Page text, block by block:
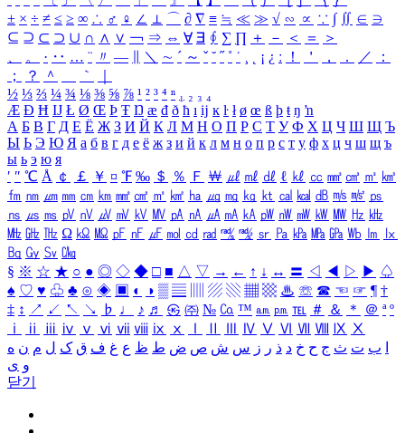
± × ÷ ≠ ≤ ≥ ∞ ∴ ♂ ♀ ∠ ⊥ ⌒ ∂ ∇ ≡ ≒ ≪ ≫ √ ∽ ∝ ∵ ∫ ∬ ∈ ∋
⊆ ⊇ ⊂ ⊃ ∪ ∩ ∧ ∨ ￢ ⇒ ⇔ ∀ ∃ ∮ ∑ ∏ ＋ － ＜ ＝
＞
、
。 · ‥ … ¨ 〃 ― ＼ ∼ ´ ～ ˇ ˘ ˝ ˚ ˙ ¸ ¡ ¿ ː ！ ＇ ， ． ／
：
；
？ ＾ ｀
½ ⅓ ⅔ ¼ ¾ ⅛ ⅜ ⅝ ⅞ ¹ ² ³ ⁴ ⁿ ₁ ₂ ₃ ₄
Æ Ð Ħ Ĳ Ł Ø Œ Þ Ŧ Ŋ æ đ ð ħ ı ĳ ĸ ŀ ł ø œ ß þ ŧ ŋ ŉ
А Б В Г Д Е Ё Ж З И Й К Л М Н О П Р С Т У Ф Х Ц Ч Ш Щ Ъ
Ы Ь Э Ю Я а б в г д е ё ж з и й к л м н о п р с т у ф х ц ч ш щ ъ
ы ь э ю я
′ ″ ℃ Å ￠ ￡ ￥ ¤ ℉ ‰ ＄ ％ Ｆ ￦ ㎕ ㎖ ㎗ ℓ ㎘ ㏄ ㎣ ㎤ ㎥ ㎦
㎙ ㎚ ㎛ ㎜ ㎝ ㎞ ㎟ ㎠ ㎡ ㎢ ㏊ ㎍ ㎎ ㎏ ㏏ ㎈ ㎉ ㏈ ㎧ ㎨ ㎰
㎱ ㎲ ㎳ ㎴ ㎵ ㎶ ㎷ ㎸ ㎹ ㎀ ㎁ ㎂ ㎃ ㎄ ㎺ ㎻ ㎽ ㎾ ㎿ ㎐ ㎑
㎒ ㎓ ㎔ Ω ㏀ ㏁ ㎊ ㎋ ㎌ ㏖ ㏅ ㎭ ㎮ ㎯ ㏛ ㎩ ㎪ ㎫ ㎬ ㏝ ㏐
㏓
㏃ ㏉ ㏜ ㏆
§ ※ ☆ ★ ○ ● ◎ ◇ ◆ □ ■ △ ▽ → ← ↑ ↓ ↔ 〓 ◁ ◀ ▷ ▶ ♤
♠ ♡ ♥ ♧ ♣ ⊙ ◈ ▣ ◐ ◑ ▒ ▤ ▨ ▧ ▦ ▩ ♨ ☏ ☎ ☜ ☞ ¶ †
‡ ↕ ↗ ↙ ↖ ↘ ♭ ♩ ♪ ♬ ㉿ ㈜ № ㏇ ™ ㏂ ㏘ ℡ ＃ ＆ ＊ ＠ ª º
ⅰ
ⅱ ⅲ ⅳ ⅴ ⅵ ⅶ ⅷ ⅸ ⅹ Ⅳ Ⅴ Ⅵ Ⅶ Ⅷ Ⅸ Ⅹ
ب ت ث ج ح خ د ذ ر ز س ش ص ض ط ظ ع غ ف ق ک ل م ن ه
و ی
닫기